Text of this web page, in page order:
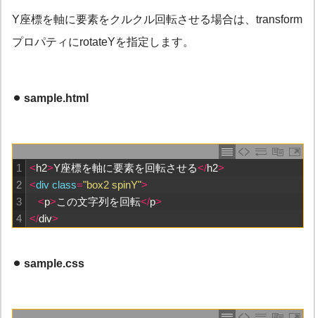
Y座標を軸に要素をクルクル回転させる場合は、transform
プロパティにrotateYを指定します。
⚫︎ sample.html
1
2
3
4
<h2>Y座標を軸に要素を回転させる</h2>
<div class="box2 spinY">
<p>この文字列を回転</p>
</div>
⚫︎ sample.css